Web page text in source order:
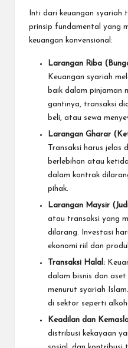
Inti dari keuangan syariah
prinsip fundamental yang
keuangan konvensional:
Larangan Riba
Keuangan syariah
baik dalam pinjaman
gantinya, transaksi
beli, atau sewa
Larangan Gharar
Transaksi harus jelas
berlebihan atau
dalam kontrak
pihak.
Larangan Maysir
atau transaksi yang
dilarang. Investasi
ekonomi riil dan
Transaksi Halal:
dalam bisnis dan
menurut syariah
di sektor seperti
Keadilan dan
distribusi kekayaan